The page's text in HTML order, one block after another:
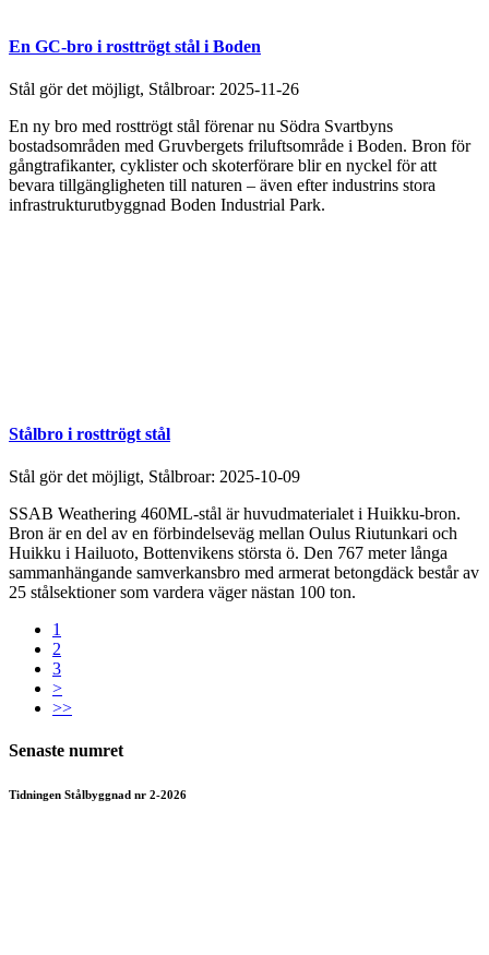
En GC-bro i rosttrögt stål i Boden
Stål gör det möjligt, Stålbroar: 2025-11-26
En ny bro med rosttrögt stål förenar nu Södra Svartbyns
bostadsområden med Gruvbergets friluftsområde i Boden. Bron för
gångtrafikanter, cyklister och skoterförare blir en nyckel för att
bevara tillgängligheten till naturen – även efter industrins stora
infrastrukturutbyggnad Boden Industrial Park.
Stålbro i rosttrögt stål
Stål gör det möjligt, Stålbroar: 2025-10-09
SSAB Weathering 460ML-stål är huvudmaterialet i Huikku-bron.
Bron är en del av en förbindelseväg mellan Oulus Riutunkari och
Huikku i Hailuoto, Bottenvikens största ö. Den 767 meter långa
sammanhängande samverkansbro med armerat betongdäck består av
25 stålsektioner som vardera väger nästan 100 ton.
1
2
3
>
>>
Senaste numret
Tidningen Stålbyggnad nr 2-2026